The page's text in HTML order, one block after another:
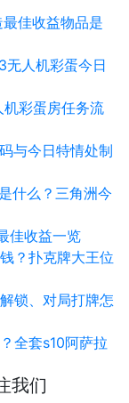
佳收益物品是
人机彩蛋今日
彩蛋房任务流
与今日特情处制
什么？三角洲今
佳收益一览
？扑克牌大王位
锁、对局打牌怎
全套s10阿萨拉
我们